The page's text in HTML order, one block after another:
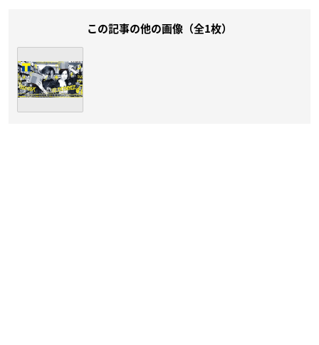
この記事の他の画像（全1枚）